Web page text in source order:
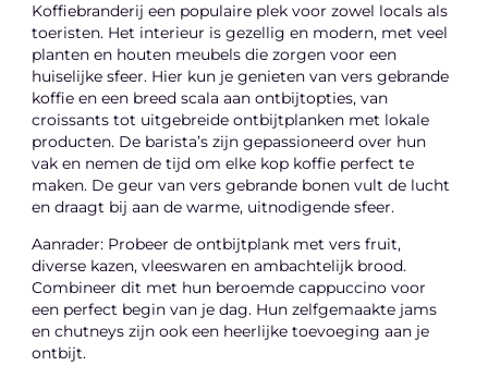
Koffiebranderij een populaire plek voor zowel locals als
toeristen. Het interieur is gezellig en modern, met veel
planten en houten meubels die zorgen voor een
huiselijke sfeer. Hier kun je genieten van vers gebrande
koffie en een breed scala aan ontbijtopties, van
croissants tot uitgebreide ontbijtplanken met lokale
producten. De barista’s zijn gepassioneerd over hun
vak en nemen de tijd om elke kop koffie perfect te
maken. De geur van vers gebrande bonen vult de lucht
en draagt bij aan de warme, uitnodigende sfeer.
Aanrader: Probeer de ontbijtplank met vers fruit,
diverse kazen, vleeswaren en ambachtelijk brood.
Combineer dit met hun beroemde cappuccino voor
een perfect begin van je dag. Hun zelfgemaakte jams
en chutneys zijn ook een heerlijke toevoeging aan je
ontbijt.